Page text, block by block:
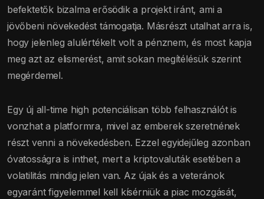
befektetők bizalma erősödik a projekt iránt, ami a
jövőbeni növekedést támogatja. Másrészt utalhat arra is,
hogy jelenleg alulértékelt volt a pénznem, és most kapja
meg azt az elismerést, amit sokan megítélésük szerint
megérdemel.
Egy új all-time high potenciálisan több felhasználót is
vonzhat a platformra, mivel az emberek szeretnének
részt venni a növekedésben. Ezzel egyidejűleg azonban
óvatosságra is inthet, mert a kriptovaluták esetében a
volatilitás mindig jelen van. Az újak és a veteránok
egyaránt figyelemmel kell kísérniük a piac mozgását,